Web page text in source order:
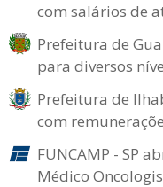
com salários de
Prefeitura de
para diversos
Prefeitura de
com
FUNCAMP - SP
Médico